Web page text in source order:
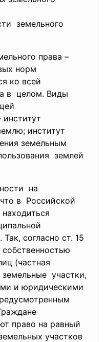
земельного
права –
норм
ко всей
в целом. Виды
институт
институт
земельным
землей
на
в Российской
согласно ст. 15
(частная
земельные участки,
и юридическими
право на равный
участков